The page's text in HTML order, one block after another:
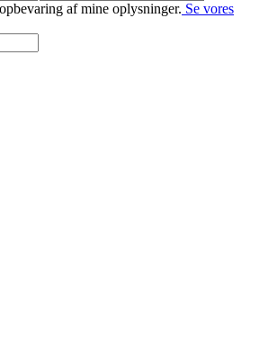
af mine oplysninger. Se vores